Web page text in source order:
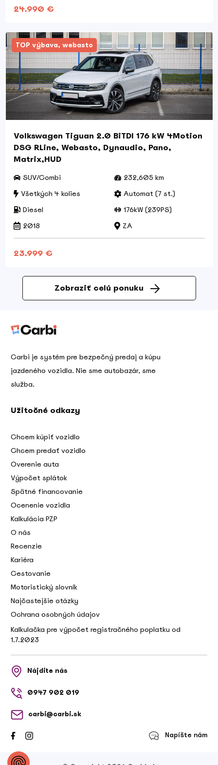
24.990 €
TOP výbava, webasto
Volkswagen Tiguan 2.0 BiTDI 176 kW 4Motion
DSG RLine, Webasto, Dynaudio, Pano,
Matrix,HUD
SUV/Combi
232,605 km
Všetkých 4 kolies
Automat (7 st.)
Diesel
176kW (239PS)
2018
ZA
23.999 €
Zobraziť celú ponuku
Carbi je systém pre bezpečný predaj a kúpu
jazdeného vozidla. Nie sme autobazár, sme
služba.
Užitočné odkazy
Chcem kúpiť vozidlo
Chcem predať vozidlo
Overenie auta
Výpočet splátok
Spätné financovanie
Ocenenie vozidla
Kalkulácia PZP
O nás
Recenzie
Kariéra
Cestovanie
Motoristický slovník
Najčastejšie otázky
Ochrana osobných údajov
Kalkulačka pre výpočet registračného poplatku od
1.7.2023
Nájdite nás
0947 902 019
carbi@carbi.sk
Napíšte nám